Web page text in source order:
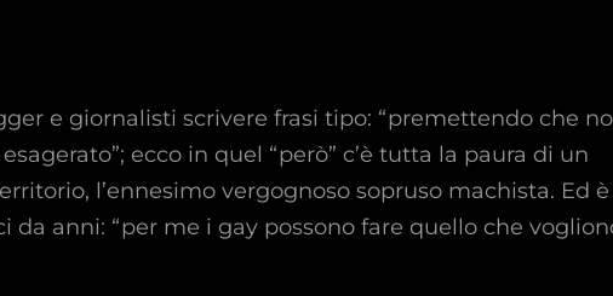
e giornalisti scrivere frasi tipo: “premettendo che
ecco in quel “però” c’è tutta la paura di un
l’ennesimo vergognoso sopruso machista. Ed
anni: “per me i gay possono fare quello che